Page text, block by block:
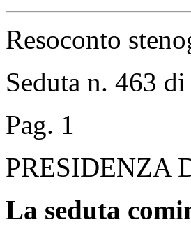
Resoconto
Seduta n. 463
Pag. 1
PRESIDENZA
La seduta